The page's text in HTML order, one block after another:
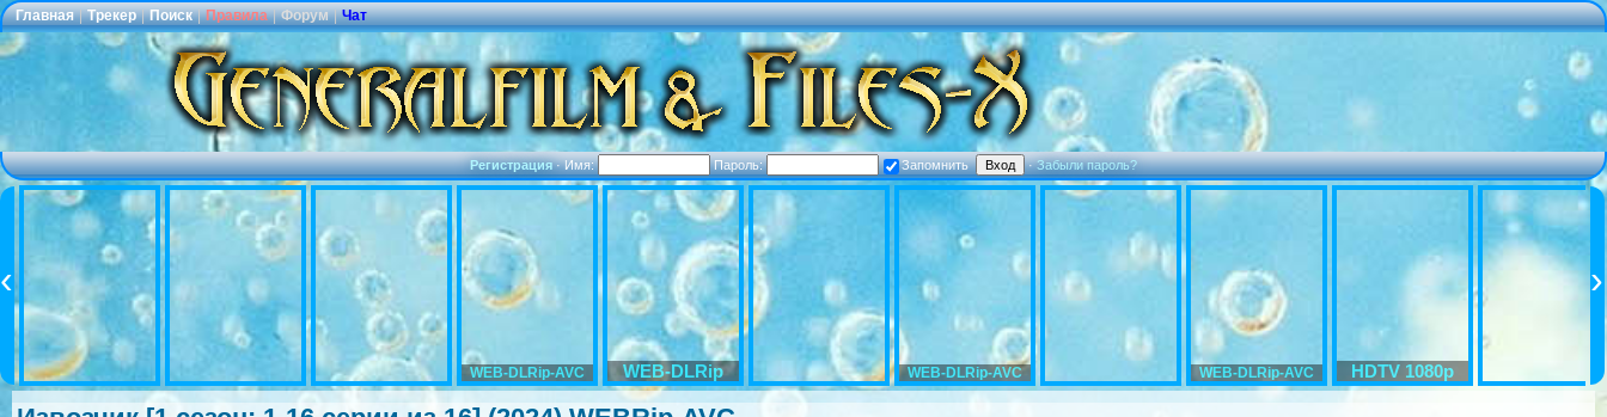
Главная | Трекер | Поиск | Правила | Форум | Чат
Регистрация·Имя: Пароль: Запомнить ·Забыли пароль?
WEB-DLRip-AVC WEB-DLRip WEB-DLRip-AVC WEB-DLRip-AVC HDTV 1080p